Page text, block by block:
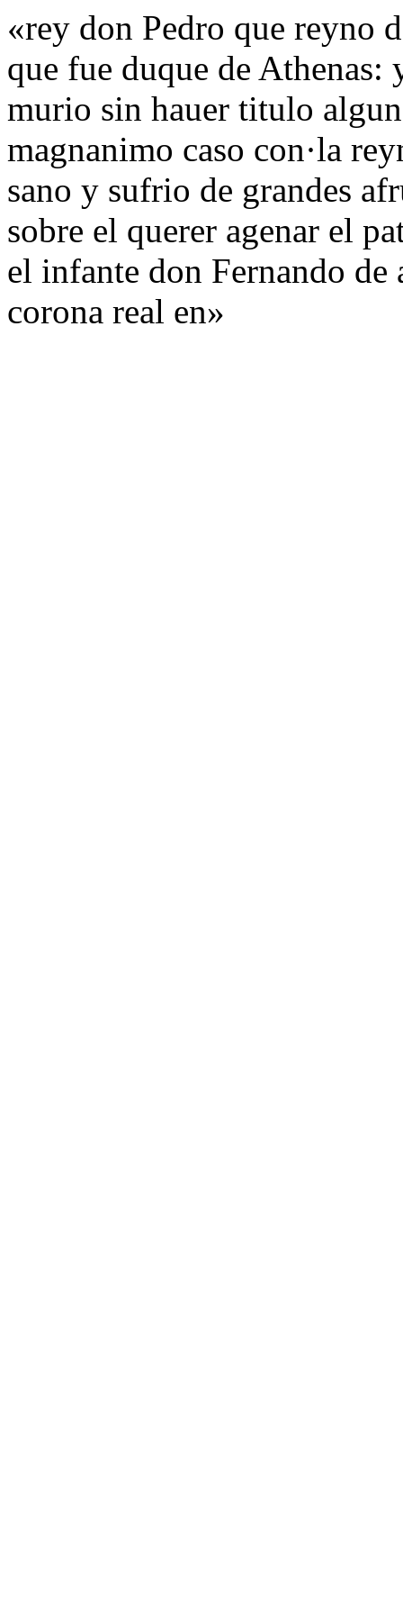
«rey don Pedro que reyno
que fue duque de
murio sin hauer titulo
magnanimo caso con·la
sano y sufrio de grandes
sobre el querer agenar el
el infante don Fernando de
corona real en»